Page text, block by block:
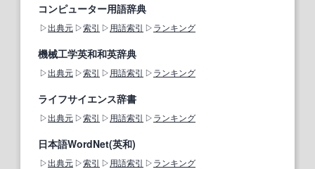
コンピューター用語辞典
出典元 索引 用語索引 ランキング
機械工学英和和英辞典
出典元 索引 用語索引 ランキング
ライフサイエンス辞書
出典元 索引 用語索引 ランキング
日本語WordNet(英和)
出典元 索引 用語索引 ランキング